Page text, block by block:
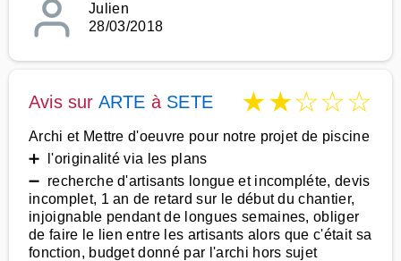
Julien
28/03/2018
Avis sur ARTE à SETE ★★☆☆☆
Archi et Mettre d'oeuvre pour notre projet de piscine
➕ l'originalité via les plans
➖ recherche d'artisants longue et incompléte, devis
incomplet, 1 an de retard sur le début du chantier,
injoignable pendant de longues semaines, obliger
de faire le lien entre les artisants alors que c'était sa
fonction, budget donné par l'archi hors sujet